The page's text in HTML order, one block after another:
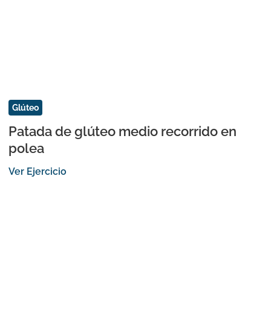
Glúteo
Patada de glúteo medio recorrido en
polea
Ver Ejercicio